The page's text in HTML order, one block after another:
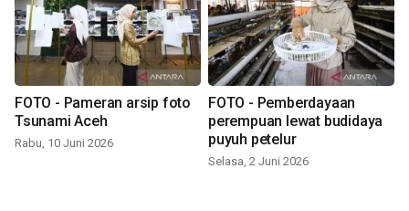
FOTO - Pameran arsip foto
Tsunami Aceh
Rabu, 10 Juni 2026
FOTO - Pemberdayaan
perempuan lewat budidaya
puyuh petelur
Selasa, 2 Juni 2026